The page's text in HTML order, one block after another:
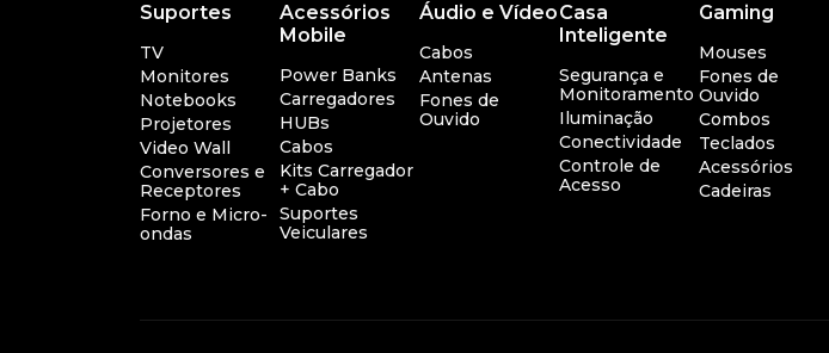
Suportes
TV
Monitores
Notebooks
Projetores
Video Wall
Conversores e
Receptores
Forno e Micro-
ondas
Acessórios
Mobile
Power Banks
Carregadores
HUBs
Cabos
Kits Carregador
+ Cabo
Suportes
Veiculares
Áudio e Vídeo
Cabos
Antenas
Fones de
Ouvido
Casa
Inteligente
Segurança e
Monitoramento
Iluminação
Conectividade
Controle de
Acesso
Gaming
Mouses
Fones de
Ouvido
Combos
Teclados
Acessórios
Cadeiras